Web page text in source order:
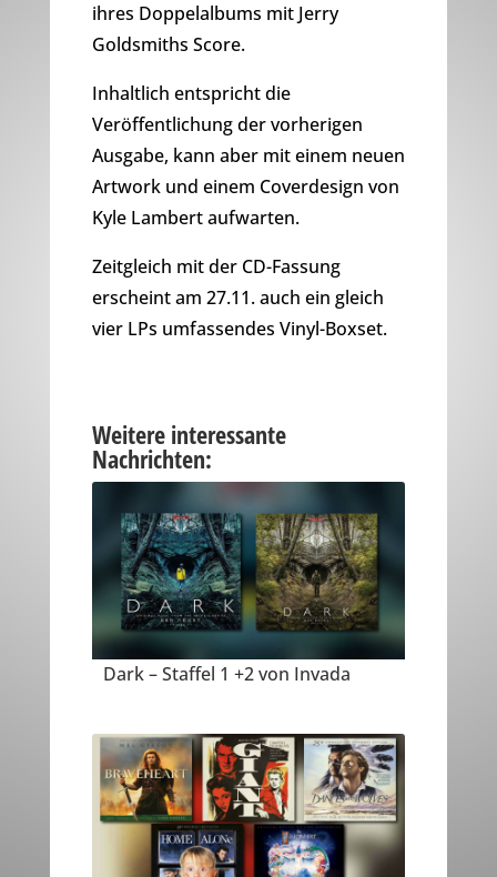
ihres Doppelalbums mit Jerry
Goldsmiths Score.
Inhaltlich entspricht die
Veröffentlichung der vorherigen
Ausgabe, kann aber mit einem neuen
Artwork und einem Coverdesign von
Kyle Lambert aufwarten.
Zeitgleich mit der CD-Fassung
erscheint am 27.11. auch ein gleich
vier LPs umfassendes Vinyl-Boxset.
Weitere interessante
Nachrichten:
Dark – Staffel 1 +2 von Invada